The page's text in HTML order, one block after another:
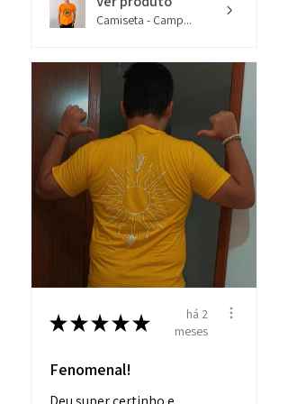
- Ideal para o dia a dia, seja para
tomar café, chá ou planejar sua
Camiseta - Camp...
★★★★★
há 2
meses
Fenomenal!